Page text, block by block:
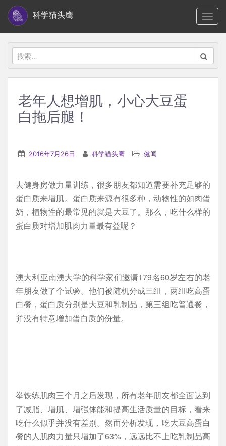
i
科学猫头鹰
搜
索：
老年人想增肌，小心大豆蛋
白拖后腿！
2016年7月26日 科学猫头鹰 健闻
去健身房做力量训练，很多朋友都知道需要补充足够的
蛋白质来增肌。蛋白质来源有很多种，动物性的如肉蛋
奶，植物性的最常见的就是大豆了。那么，吃什么样的
蛋白质对增加肌肉力量最有益呢？
澳大利亚南澳大学的科学家们邀请179名60岁左右的老
年朋友做了个试验。他们被随机分成三组，两组吃高蛋
白餐，蛋白质分别是大豆和乳制品，第三组吃普通餐，
并没有特意增加蛋白质的份量。
举铁练肌肉三个月之后发现，所有老年朋友都全面达到
了减脂、增肌、增强体能和提高生活质量的目标，看来
吃什么似乎并没有差别。然而分析发现，吃大豆高蛋白
餐的人肌肉力量只增加了63%，远远比不上吃乳制品高